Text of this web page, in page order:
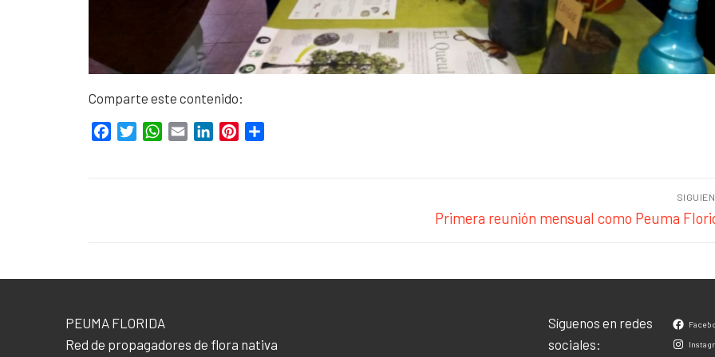
Comparte este contenido:
FacebookTwitterWhatsApp
Email LinkedInPinterest
Primera reunión mensual como Peuma
PEUMA FLORIDA
Red de propagadores de flora nativa
Síguenos en redes
sociales: